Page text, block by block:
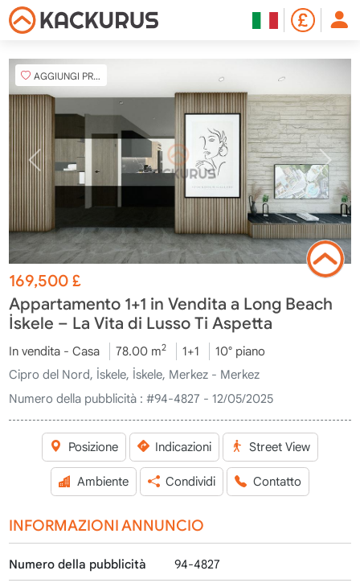
AGGIUNGI PREFERITO
169,500£
Appartamento 1+1 in Vendita a Long Beach
İskele – La Vita di Lusso Ti Aspetta
In vendita - Casa 78.00 m2 1+1
10° piano
Cipro del Nord, İskele, İskele, Merkez - Merkez
Numero della pubblicità : #94-4827 - 12/05/2025
Posizione Indicazioni Street View
Ambiente Condividi Contatto
INFORMAZIONI ANNUNCIO
Numero della pubblicità 94-4827